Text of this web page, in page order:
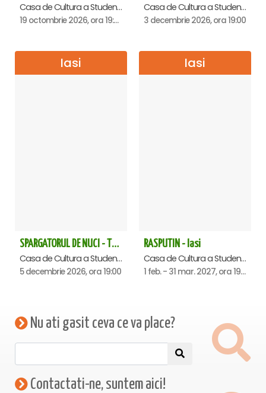
Casa de Cultura a Studentilor , Iasi
19 octombrie 2026, ora 19:00
Casa de Cultura a Studentilor , Iasi
3 decembrie 2026, ora 19:00
Iasi
SPARGATORUL DE NUCI - Turneu National - Iasi
Casa de Cultura a Studentilor , Iasi
5 decembrie 2026, ora 19:00
Iasi
RASPUTIN - Iasi
Casa de Cultura a Studentilor , Iasi
1 feb. - 31 mar. 2027, ora 19:00
Nu ati gasit ceva ce va place?
Contactati-ne, suntem aici!